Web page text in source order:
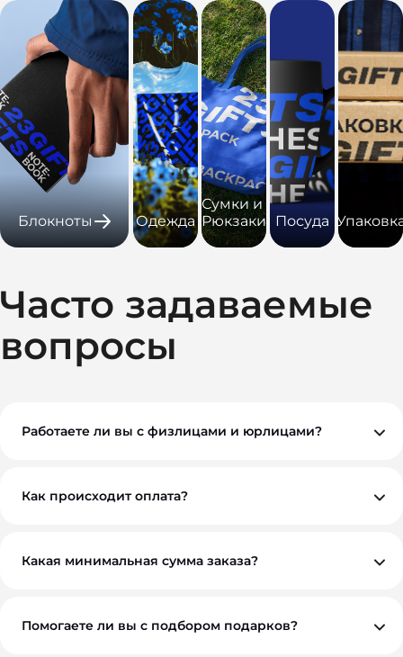
Блокноты Одежда
Сумки и
Рюкзаки Посуда
Часто задаваемые
вопросы
Работаете ли вы с физлицами и юрлицами?
Как происходит оплата?
обсудим индивидуально. Для оптовых и
корпоративных клиентов возможны гибкие условия.
Какая минимальная сумма заказа?
Помогаете ли вы с подбором подарков?